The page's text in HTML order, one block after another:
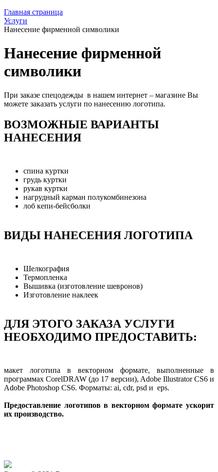
Главная страница
Услуги
Нанесение фирменной символики
Нанесение фирменной
символики
При заказе спецодежды в нашем интернет – магазине Вы
можете заказать услуги по нанесению логотипа.
ВОЗМОЖНЫЕ ВАРИАНТЫ
НАНЕСЕНИЯ
спина куртки
грудь куртки
рукав куртки
нагрудный карман полукомбинезона
лоб кепи-бейсболки
ВИДЫ НАНЕСЕНИЯ ЛОГОТИПА
Шелкография
Термопленка
Вышивка (изготовление шевронов)
Изготовление наклеек
ДЛЯ ЭТОГО ЗАКАЗА УСЛУГИ
НЕОБХОДИМО ПРЕДОСТАВИТЬ:
макет логотипа в векторном формате, выполненные в
программах CorelDRAW (до 17 версии), Adobe Illustrator CS6 и
Adobe Photoshop CS6. Форматы: ai, cdr, psd и eps.
Предоставление логотипов в векторном формате ускорит
их производство.